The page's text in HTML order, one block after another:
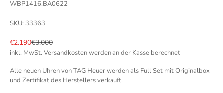
WBP1416.BA0622
SKU: 33363
Angebot
€2.190Regulärer Preis
€3.000
inkl. MwSt. Versandkostenwerden an der Kasse berechnet
Alle neuen Uhren von TAG Heuer werden als Full Set mit Originalbox
und Zertifikat des Herstellers verkauft.